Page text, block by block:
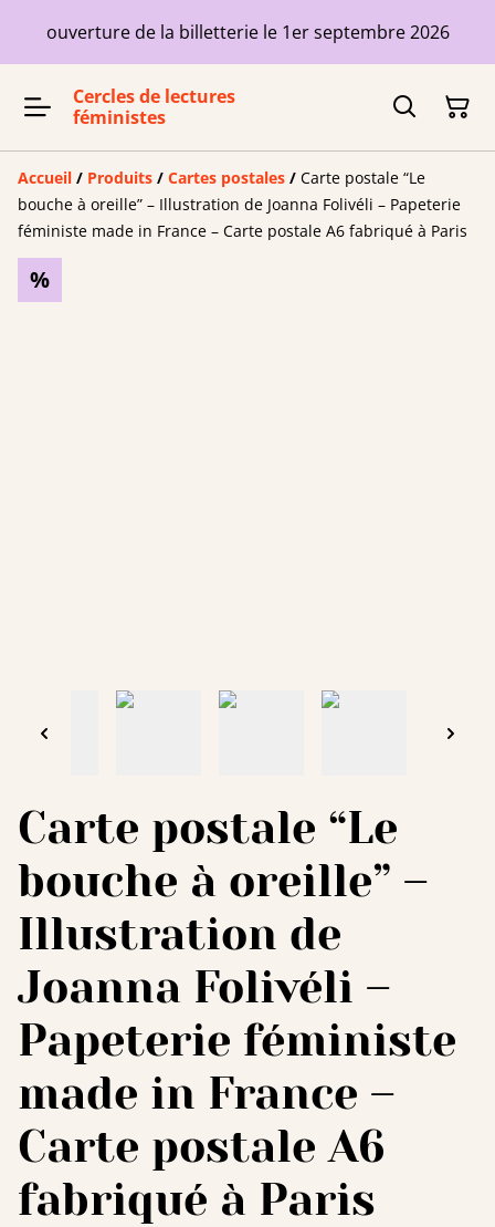
ouverture de la billetterie le 1er septembre 2026
Cercles de lectures
féministes
Accueil / Produits / Cartes postales / Carte postale “Le
bouche à oreille” – Illustration de Joanna Folivéli – Papeterie
féministe made in France – Carte postale A6 fabriqué à Paris
%
Carte postale “Le
bouche à oreille” –
Illustration de
Joanna Folivéli –
Papeterie féministe
made in France –
Carte postale A6
fabriqué à Paris